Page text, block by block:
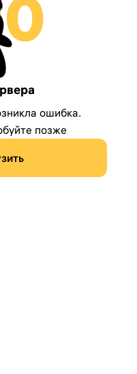
ошибка.
позже